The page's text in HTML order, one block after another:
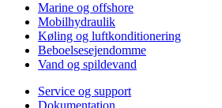
Marine og offshore
Mobilhydraulik
Køling og luftkonditionering
Beboelsesejendomme
Vand og spildevand
Service og support
Dokumentation